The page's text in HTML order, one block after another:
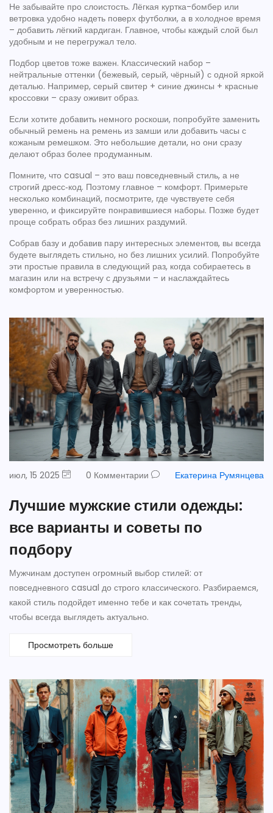
Не забывайте про слоистость. Лёгкая куртка-бомбер или
ветровка удобно надеть поверх футболки, а в холодное время
– добавить лёгкий кардиган. Главное, чтобы каждый слой был
удобным и не перегружал тело.
Подбор цветов тоже важен. Классический набор –
нейтральные оттенки (бежевый, серый, чёрный) с одной яркой
деталью. Например, серый свитер + синие джинсы + красные
кроссовки – сразу оживит образ.
Если хотите добавить немного роскоши, попробуйте заменить
обычный ремень на ремень из замши или добавить часы с
кожаным ремешком. Это небольшие детали, но они сразу
делают образ более продуманным.
Помните, что casual – это ваш повседневный стиль, а не
строгий дресс‑код. Поэтому главное – комфорт. Примерьте
несколько комбинаций, посмотрите, где чувствуете себя
уверенно, и фиксируйте понравившиеся наборы. Позже будет
проще собрать образ без лишних раздумий.
Собрав базу и добавив пару интересных элементов, вы всегда
будете выглядеть стильно, но без лишних усилий. Попробуйте
эти простые правила в следующий раз, когда собираетесь в
магазин или на встречу с друзьями – и наслаждайтесь
комфортом и уверенностью.
июл, 15 2025 0 Комментарии Екатерина Румянцева
Лучшие мужские стили одежды:
все варианты и советы по
подбору
Мужчинам доступен огромный выбор стилей: от
повседневного casual до строго классического. Разбираемся,
какой стиль подойдет именно тебе и как сочетать тренды,
чтобы всегда выглядеть актуально.
Просмотреть больше